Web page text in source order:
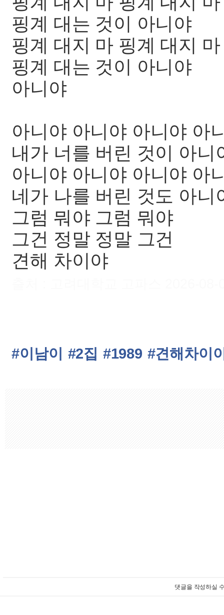
핑계 대는 것이 아니야
핑계 대지 마 핑계 대지 마
핑계 대는 것이 아니야
아니야
아니야 아니야 아니야 아
내가 너를 버린 것이 아니
아니야 아니야 아니야 아
네가 나를 버린 것도 아니
그럼 뭐야 그럼 뭐야
그건 정말 정말 그건
견해 차이야
#이남이 #2집 #1989 #견해차이
댓글을 작성하실